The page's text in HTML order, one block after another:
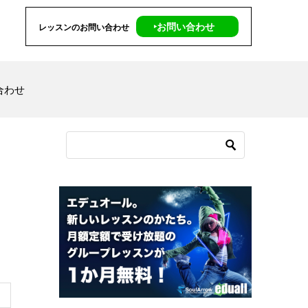
レッスンのお問い合わせ ‣お問い合わせ
わせ